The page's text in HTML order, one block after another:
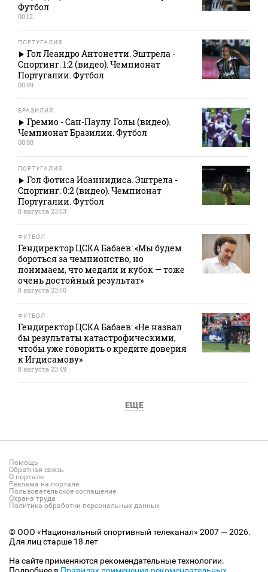
Футбол
00:12
ПОРТУГАЛИЯ
Гол Леандро Антонетти. Эштрела -
Спортинг. 1:2 (видео). Чемпионат
Португалии. Футбол
00:09
БРАЗИЛИЯ
Гремио - Сан-Паулу. Голы (видео).
Чемпионат Бразилии. Футбол
00:08
ПОРТУГАЛИЯ
Гол Фотиса Иоаннидиса. Эштрела -
Спортинг. 0:2 (видео). Чемпионат
Португалии. Футбол
8 августа 23:53
ФУТБОЛ
Гендиректор ЦСКА Бабаев: «Мы будем
бороться за чемпионство, но
понимаем, что медали и кубок — тоже
очень достойный результат»
8 августа 23:50
ФУТБОЛ
Гендиректор ЦСКА Бабаев: «Не назвал
бы результаты катастрофическими,
чтобы уже говорить о кредите доверия
к Игдисамову»
8 августа 23:49
ЕЩЕ
Помощь
Обратная связь
О портале
Реклама на портале
Пользовательское соглашение
Охрана труда
Политика обработки персональных данных
© ООО «Национальный спортивный телеканал» 2007 — 2026.
Для лиц старше 18 лет
На сайте применяются рекомендательные технологии.